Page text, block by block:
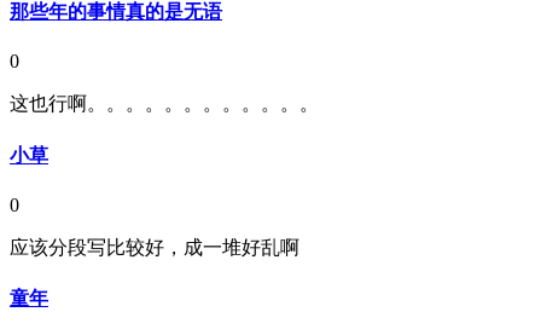
那些年的事情真的是无语
0
这也行啊。。。。。。。。。。。。
小草
0
应该分段写比较好，成一堆好乱啊
童年